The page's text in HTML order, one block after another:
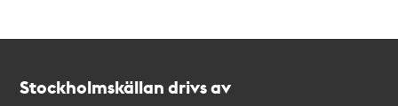
Stockholmskällan drivs av